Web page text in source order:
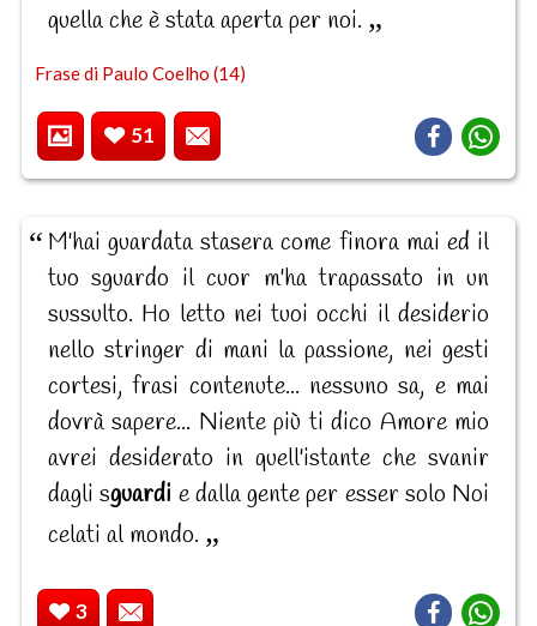
quella che è stata aperta per noi.
Frase di Paulo Coelho (14)
51
M'hai guardata stasera come finora mai ed il
tuo sguardo il cuor m'ha trapassato in un
sussulto. Ho letto nei tuoi occhi il desiderio
nello stringer di mani la passione, nei gesti
cortesi, frasi contenute... nessuno sa, e mai
dovrà sapere... Niente più ti dico Amore mio
avrei desiderato in quell'istante che svanir
dagli sguardi e dalla gente per esser solo Noi
celati al mondo.
3